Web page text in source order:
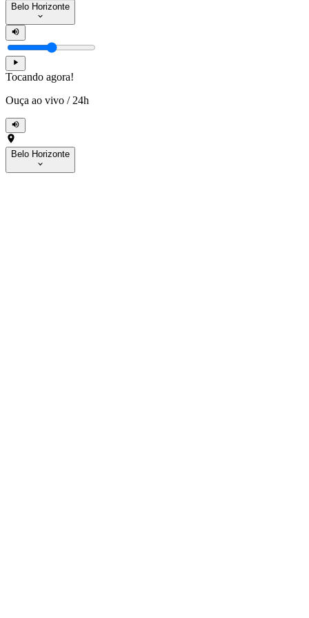
Belo Horizonte
Tocando agora!
Ouça ao vivo / 24h
Belo Horizonte